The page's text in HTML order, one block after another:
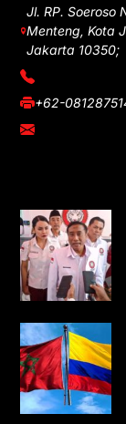
Jl. RP. Soeroso
Menteng, Kota
Jakarta 10350;
(021) 3908026
+62-